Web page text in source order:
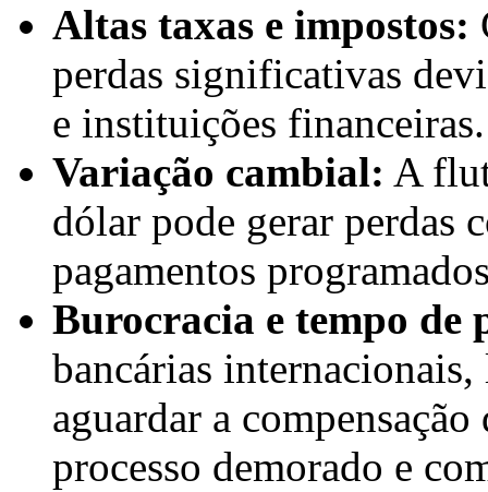
Altas taxas e impostos:
perdas significativas
e instituições financeiras.
Variação cambial: A
dólar pode gerar perdas
pagamentos
Burocracia e tempo de
bancárias
aguardar a
processo demorado e